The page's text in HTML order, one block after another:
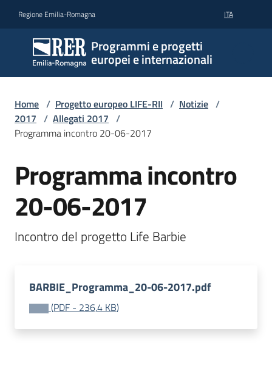
Regione Emilia-Romagna ITA
Programmi e progetti
europei e internazionali
Home / Progetto europeo LIFE-RII / Notizie /
2017 / Allegati 2017 /
Programma incontro 20-06-2017
Programma incontro
20-06-2017
Incontro del progetto Life Barbie
BARBIE_Programma_20-06-2017.pdf
(PDF - 236,4 KB)